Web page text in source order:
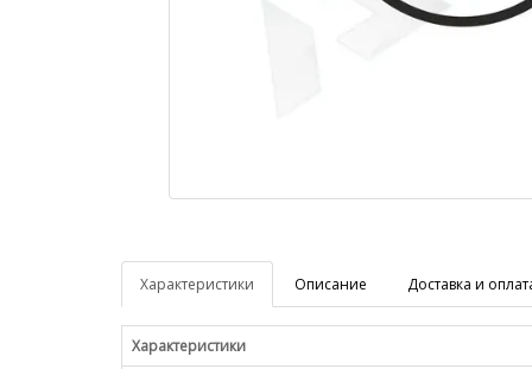
Характеристики
Описание Доставка и
Характеристики